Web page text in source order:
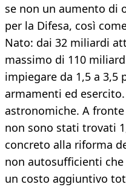
se non un aumento di
per la Difesa, così
Nato: dai 32 miliardi
massimo di 110
impiegare da 1,5 a
armamenti ed
astronomiche. A
non sono stati trovati
concreto alla riforma
non autosufficienti che
un costo aggiuntivo